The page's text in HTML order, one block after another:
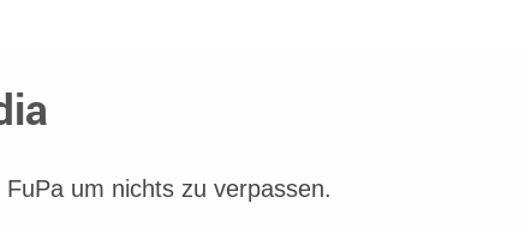
um nichts zu verpassen.